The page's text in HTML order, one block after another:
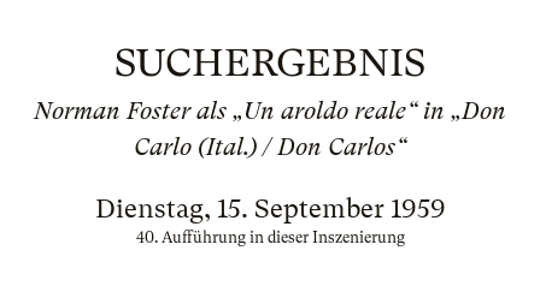
SUCHERGEBNIS
Norman Foster als „Un aroldo reale“ in „Don
Carlo (Ital.) / Don Carlos“
Dienstag, 15. September 1959
40. Aufführung in dieser Inszenierung